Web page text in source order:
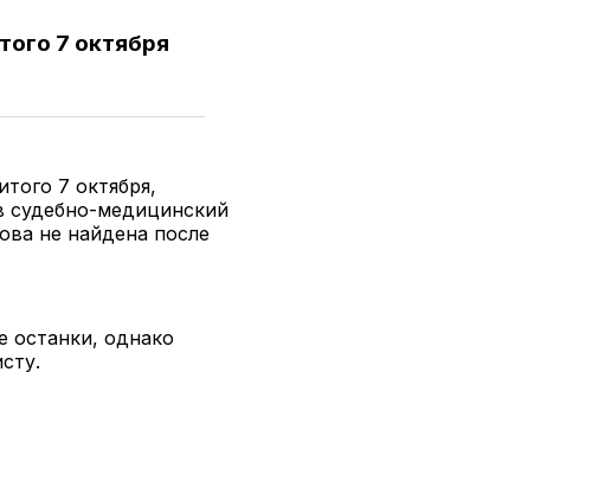
7 октября
7 октября,
судебно-медицинский
не найдена после
останки, однако